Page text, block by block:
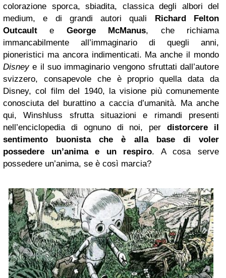
colorazione sporca, sbiadita, classica degli albori del
medium, e di grandi autori quali
Richard Felton
Outcault e George McManus, che richiama
immancabilmente all’immaginario di quegli anni,
pioneristici ma ancora indimenticati. Ma anche il mondo
Disneye il suo immaginario vengono sfruttati dall’autore
svizzero, consapevole che è proprio quella data da
Disney, col film del 1940, la visione più comunemente
conosciuta del burattino a caccia d’umanità. Ma anche
qui, Winshluss sfrutta situazioni e rimandi presenti
nell’enciclopedia di ognuno di noi, perdistorcere il
sentimento buonista che è alla base di voler
possedere un’anima e un respiro. A cosa serve
possedere un’anima, se è così marcia?